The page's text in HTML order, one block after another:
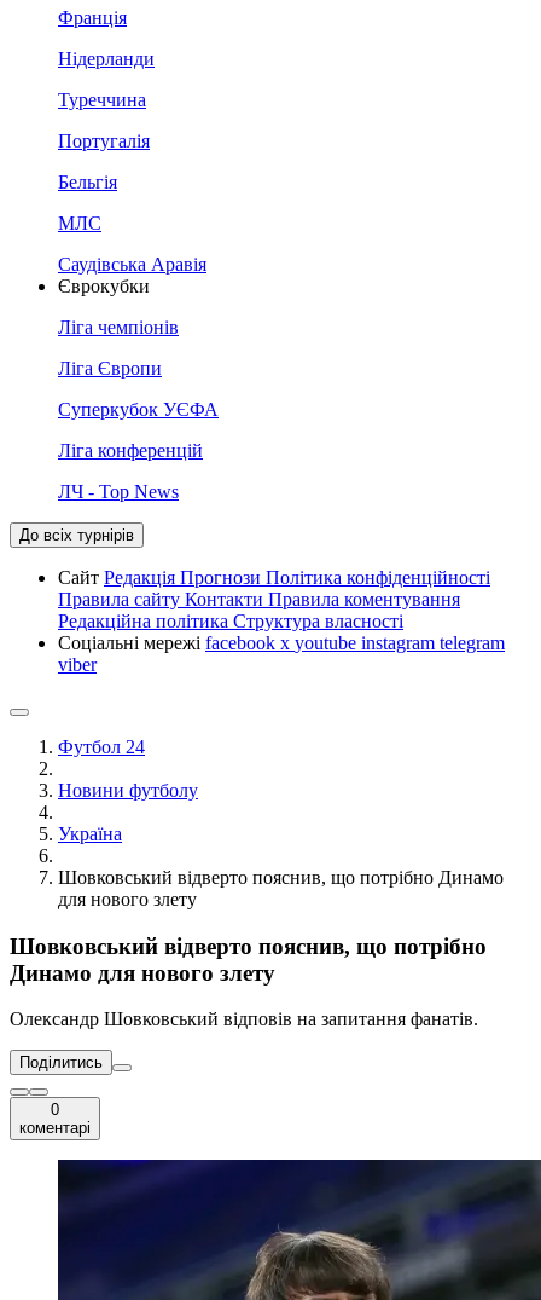
Франція
Нідерланди
Туреччина
Португалія
Бельгія
МЛС
Саудівська Аравія
Єврокубки
Ліга чемпіонів
Ліга Європи
Суперкубок УЄФА
Ліга конференцій
ЛЧ - Top News
До всіх турнірів
Сайт Редакція Прогнози Політика конфіденційності
Правила сайту Контакти Правила коментування
Редакційна політика Структура власності
Соціальні мережі facebook x youtube instagram telegram
viber
Футбол 24
Новини футболу
Україна
Шовковський відверто пояснив, що потрібно Динамо
для нового злету
Шовковський відверто пояснив, що потрібно
Динамо для нового злету
Олександр Шовковський відповів на запитання фанатів.
Поділитись
0
коментарі